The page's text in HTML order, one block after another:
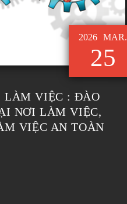
2026 MAR.
25
LÀM VIỆC : ĐÀO
NƠI LÀM VIỆC,
VIỆC AN TOÀN